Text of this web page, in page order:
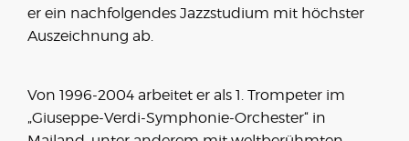
er ein nachfolgendes Jazzstudium mit höchster
Auszeichnung ab.
Von 1996-2004 arbeitet er als 1. Trompeter im
„Giuseppe-Verdi-Symphonie-Orchester“ in